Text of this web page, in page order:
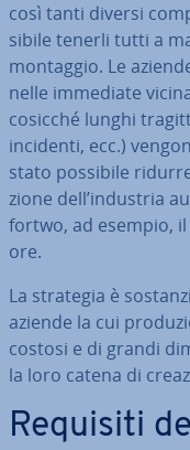
così tanti diversi
si­bi­le tenerli tutti a
montaggio. Le
nelle immediate
cosicché lunghi
incidenti, ecc.)
stato possibile
zio­ne dell’industria
fortwo, ad esempio,
ore.
La strategia è
aziende la cui
costosi e di grandi
la loro catena di
Requisiti